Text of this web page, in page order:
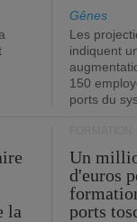
Gênes
Les
indiquent
150
ports du
la
Un
d'euros
ports